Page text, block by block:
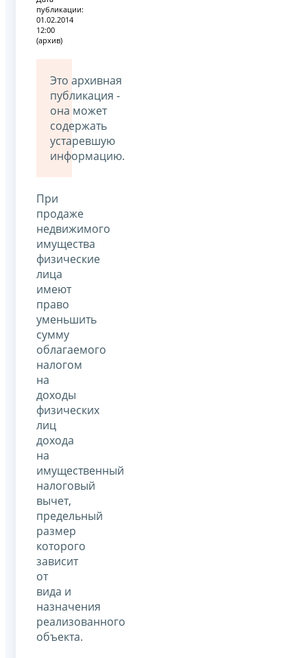
публикации:
01.02.2014
12:00
(архив)
Это архивная
публикация -
она может
содержать
устаревшую
информацию.
При
продаже
недвижимого
имущества
физические
лица
имеют
право
уменьшить
сумму
облагаемого
налогом
на
доходы
физических
лиц
дохода
на
имущественный
налоговый
вычет,
предельный
размер
которого
зависит
от
вида и
назначения
реализованного
объекта.